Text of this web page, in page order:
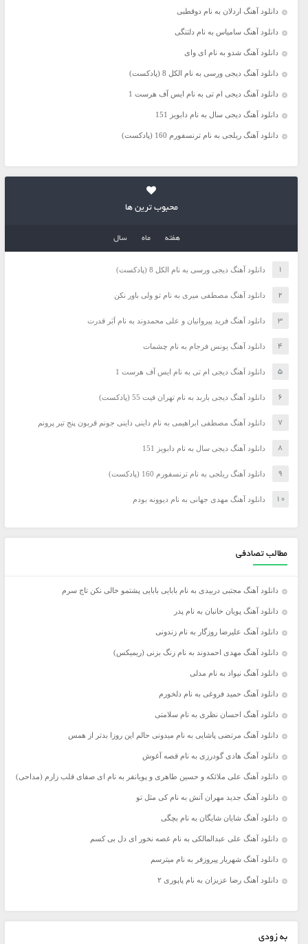
دانلود آهنگ اردلان به نام دوقطبی
دانلود آهنگ سامیاس به نام دلتنگی
دانلود آهنگ شدو به نام ای وای
دانلود آهنگ دیجی ورسی به نام الکل 8 (پادکست)
دانلود آهنگ دیجی ام تی به نام ایس آف هرست 1
دانلود آهنگ دیجی سال به نام دابویز 151
دانلود آهنگ ریلجی به نام ترنسفورم 160 (پادکست)
محبوب ترین ها
هفته ماه سال
دانلود آهنگ دیجی ورسی به نام الکل 8 (پادکست)
دانلود آهنگ مصطفی میری به نام تو ولی باور نکن
دانلود آهنگ فرید پیروانیان و علی محمدوند به نام اَبَر قدرت
دانلود آهنگ یونس فرجام به نام چشمات
دانلود آهنگ دیجی ام تی به نام ایس آف هرست 1
دانلود آهنگ دیجی باربد به نام تهران فیت 55 (پادکست)
دانلود آهنگ مصطفی ابراهیمی به نام داینی داینی جونم قربون پنج تیر پرونم
دانلود آهنگ دیجی سال به نام دابویز 151
دانلود آهنگ ریلجی به نام ترنسفورم 160 (پادکست)
دانلود آهنگ مهدی جهانی به نام دیوونه بودم
مطالب تصادفی
دانلود آهنگ مجتبی دربیدی به نام بابایی بابایی پشتمو خالی نکن تاج سرم
دانلود آهنگ پویان خانبان به نام پدر
دانلود آهنگ علیرضا روزگار به نام زندونی
دانلود آهنگ مهدی احمدوند به نام زنگ بزنی (ریمیکس)
دانلود آهنگ نیواد به نام مدلی
دانلود آهنگ حمید فروغی به نام دلخورم
دانلود آهنگ احسان نظری به نام سلامتی
دانلود آهنگ مرتضی پاشایی به نام میدونی حالم این روزا بدتر از همس
دانلود آهنگ هادی گودرزی به نام قصه آغوش
دانلود آهنگ علی ملائکه و حسین طاهری و پویانفر به نام ای صفای قلب زارم (مداحی)
دانلود آهنگ جدید مهران آتش به نام کی مثل تو
دانلود آهنگ شایان شایگان به نام بچگی
دانلود آهنگ علی عبدالمالکی به نام غصه نخور ای دل بی کسم
دانلود آهنگ شهریار پیروزفر به نام میترسم
دانلود آهنگ رضا عزیزان به نام پاپوری ۲
به زودی